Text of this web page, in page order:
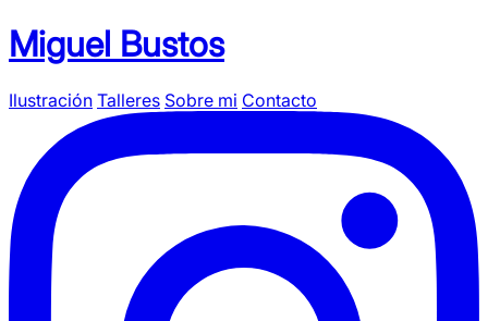
Miguel Bustos
Ilustración Talleres Sobre mi Contacto